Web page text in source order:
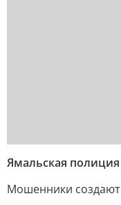
Ямальская
Мошенники создают